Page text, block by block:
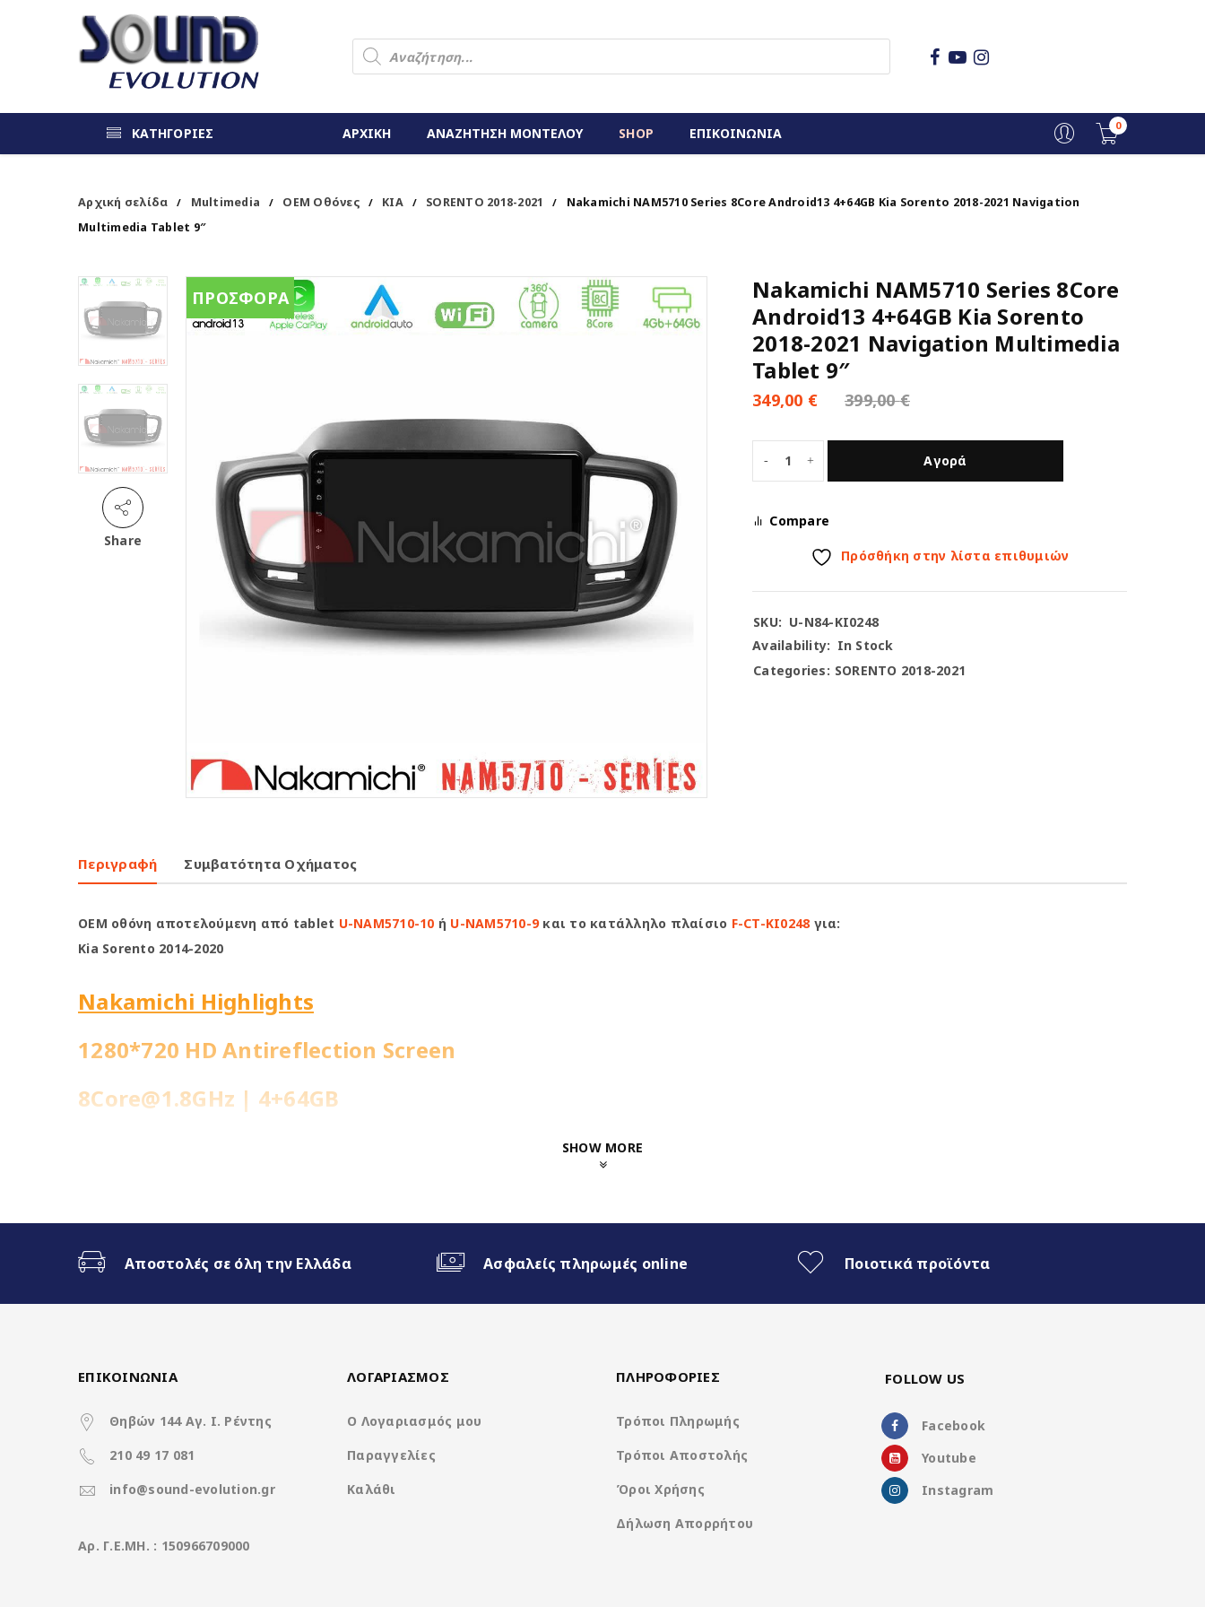
ΚΑΤΗΓΟΡΙΕΣ ΑΡΧΙΚΗ ΑΝΑΖΗΤΗΣΗ ΜΟΝΤΕΛΟΥ SHOP ΕΠΙΚΟΙΝΩΝΙΑ 0
Αρχική σελίδα / Multimedia / OEM Οθόνες / KIA / SORENTO 2018-2021 /
Nakamichi NAM5710 Series 8Core Android13 4+64GB Kia Sorento 2018-2021 Navigation
Multimedia Tablet 9″
Share
ΠΡΟΣΦΟΡΑ
Nakamichi NAM5710 Series 8Core
Android13 4+64GB Kia Sorento
2018-2021 Navigation Multimedia
Tablet 9″
399,00€
349,00 €
Αγορά
Compare
Πρόσθήκη στην λίστα επιθυμιών
SKU: U-N84-KI0248
Availability: In Stock
Categories: SORENTO 2018-2021
Περιγραφή Συμβατότητα Οχήματος
OEM οθόνη αποτελούμενη από tablet U-NAM5710-10 ή U-NAM5710-9και το κατάλληλο πλαίσιο F-CT-KI0248για:
Kia Sorento 2014-2020
Nakamichi Highlights
1280*720 HD Antireflection Screen
8Core@1.8GHz | 4+64GB
Ασύρματο CarPlay & Ασύρματο Android Auto
Χαρακτηριστικά
Operation System Nakamichi Os Android13
Rockchip 8Core A5 @ 1.8Ghz
SHOW MORE
Αποστολές σε όλη την Ελλάδα Ασφαλείς πληρωμές online Ποιοτικά προϊόντα
ΕΠΙΚΟΙΝΩΝΙΑ
Θηβών 144 Αγ. Ι. Ρέντης
210 49 17 081
info@sound-evolution.gr
Aρ. Γ.Ε.ΜΗ. : 150966709000
ΛΟΓΑΡΙΑΣΜΟΣ
Ο Λογαριασμός μου
Παραγγελίες
Καλάθι
ΠΛΗΡΟΦΟΡΙΕΣ
Τρόποι Πληρωμής
Τρόποι Αποστολής
Όροι Χρήσης
Δήλωση Απορρήτου
FOLLOW US
Facebook
Youtube
Instagram